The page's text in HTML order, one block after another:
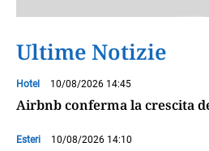
Ultime Notizie
Hotel 10/08/2026 14:45
Airbnb conferma la crescita
Esteri 10/08/2026 14:10